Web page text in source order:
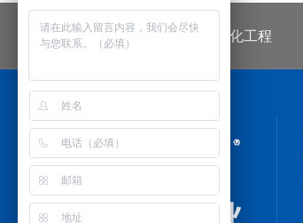
首页 无尘车间净化工程